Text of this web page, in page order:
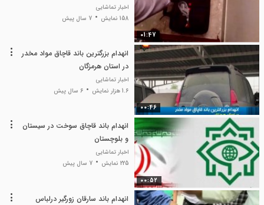
01:47
اخبار تماشایی
158 نمایش
7 سال پیش
00:46
انهدام بزرگترین باند قاچاق مواد مخدر
در استان هرمزگان
اخبار تماشایی
1.6 هزار نمایش
6 سال پیش
00:52
انهدام باند قاچاق سوخت در سیستان
و بلوچستان
اخبار تماشایی
225 نمایش
7 سال پیش
انهدام باند سارقان زورگیر درلباس